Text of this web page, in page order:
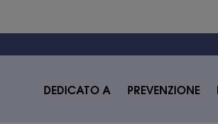
DEDICATO A PREVENZIONE